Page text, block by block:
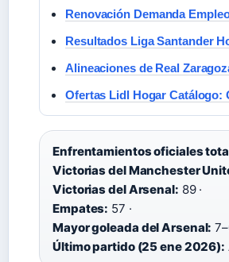
Renovación Demanda
Resultados Liga Santander
Alineaciones de Real
Ofertas Lidl Hogar Catálogo:
Enfrentamientos oficiales
Victorias del Manchester
Victorias del Arsenal: 89 ·
Empates: 57 ·
Mayor goleada del Arsenal:
Último partido (25 ene 2026):